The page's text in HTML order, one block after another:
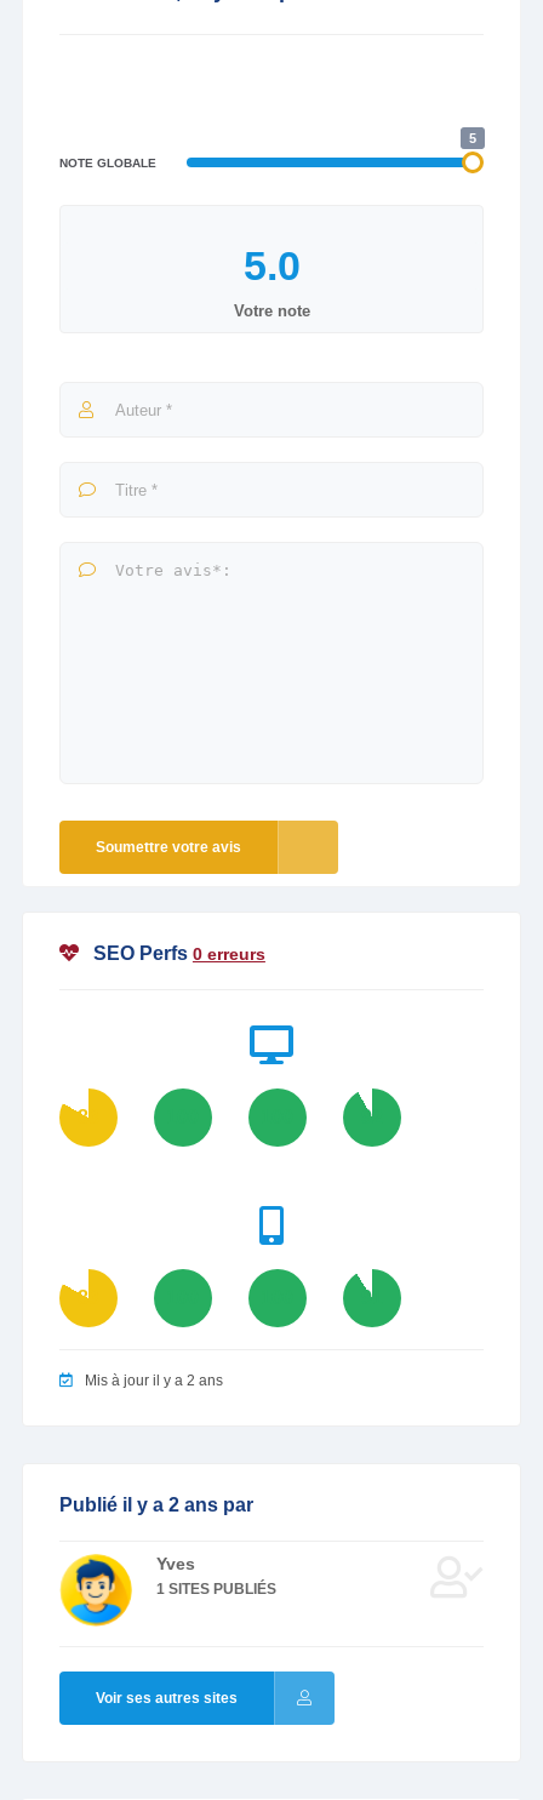
NOTE GLOBALE
5
Votre note
Soumettre votre avis
SEO Perfs 0 erreurs
83 92
83 91
Mis à jour il y a 2 ans
Publié il y a 2 ans par
Yves
1 SITES PUBLIÉS
Voir ses autres sites